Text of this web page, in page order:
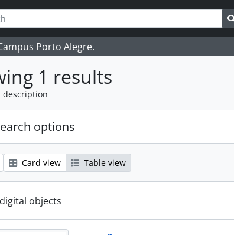
Porto Alegre.
1 results
description
options
Card view Table view
objects